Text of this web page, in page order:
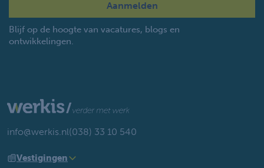
Blijf op de hoogte van vacatures, blogs en
ontwikkelingen.
info@werkis.nl(038) 33 10 540
Vestigingen